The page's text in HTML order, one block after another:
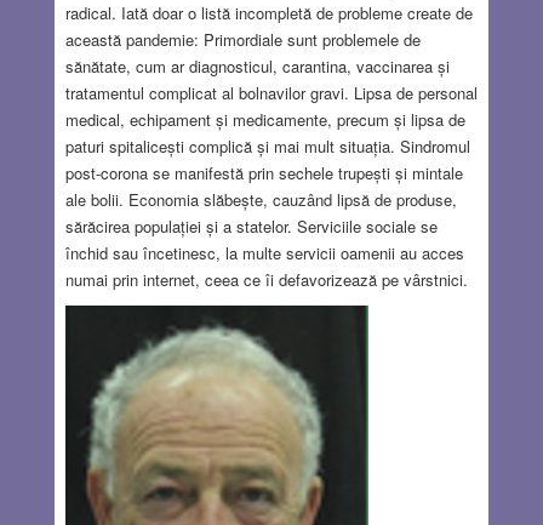
radical. Iată doar o listă incompletă de probleme create de
această pandemie: Primordiale sunt problemele de
sănătate, cum ar diagnosticul, carantina, vaccinarea și
tratamentul complicat al bolnavilor gravi. Lipsa de personal
medical, echipament și medicamente, precum și lipsa de
paturi spitalicești complică și mai mult situația. Sindromul
post-corona se manifestă prin sechele trupești și mintale
ale bolii. Economia slăbește, cauzând lipsă de produse,
sărăcirea populației și a statelor. Serviciile sociale se
închid sau încetinesc, la multe servicii oamenii au acces
numai prin internet, ceea ce îi defavorizează pe vârstnici.
Poșta întârzie foarte mult, sau scrisorile pur și simplu se
pierd. Unele servicii și ajutoare sociale s-au anulat.
Concursurile sportive s-au anulat sau amânat, la fel
spectacolele, programele festive și nunțile. Nu se fac
excursii peste hotare. O mare problemă este întreruperea
învățământului la toate nivelurile, inclusiv amânarea
examenelor de bacalaureat și de admitere în învățământul
superior.
Read more…